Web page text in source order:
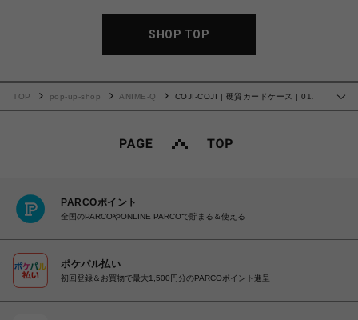
SHOP TOP
TOP pop-up-shop ANIME-Q
COJI-COJI | 硬質カードケース | 01.コ
PARCOポイント
全国のPARCOやONLINE PARCOで貯まる＆使える
ポケパル払い
初回登録＆お買物で最大1,500円分のPARCOポイント進呈